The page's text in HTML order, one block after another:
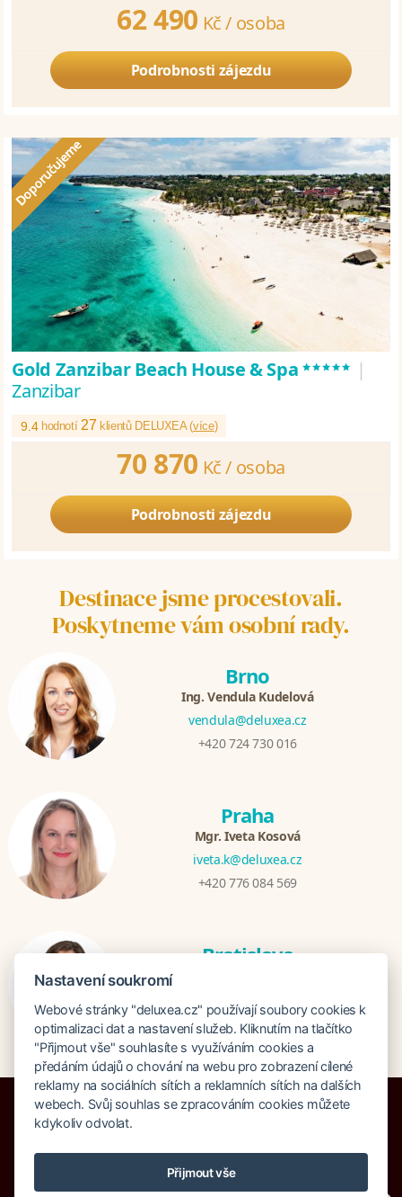
62 490 Kč / osoba
Podrobnosti zájezdu
Gold Zanzibar Beach House & Spa***** |
Zanzibar
9.4 hodnotí27 klientů DELUXEA (více)
70 870 Kč / osoba
Podrobnosti zájezdu
Destinace jsme procestovali.
Poskytneme vám osobní rady.
Brno
Ing. Vendula Kudelová
vendula@deluxea.cz
+420 724 730 016
Praha
Mgr. Iveta Kosová
iveta.k@deluxea.cz
+420 776 084 569
Bratislava
+421 948 759 074
Pojištění proti úpadku 125 000 000 Kč
Nastavení soukromí
Webové stránky "deluxea.cz" používají soubory cookies k
optimalizaci dat a nastavení služeb. Kliknutím na tlačítko
"Přijmout vše" souhlasíte s využíváním cookies a
předáním údajů o chování na webu pro zobrazení cílené
reklamy na sociálních sítích a reklamních sítích na dalších
webech. Svůj souhlas se zpracováním cookies můžete
kdykoliv odvolat.
Přijmout vše